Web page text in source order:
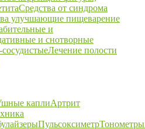
Средства от синдрома
улучшающие пищеварение
и
и снотворные
Лечение полости
каплиАртрит
ПульсоксиметрТонометры